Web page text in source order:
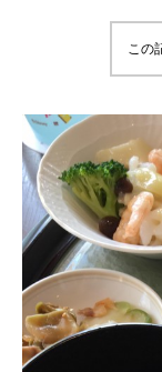
この